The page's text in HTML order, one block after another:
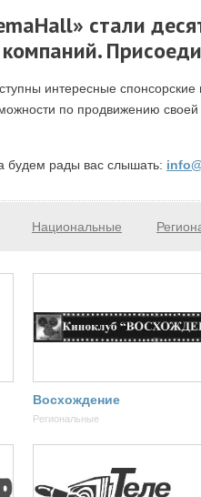
стали
интересные спонсорские
по продвижению
будем рады вас слышать:
Национальные
Восхождение
Региональные